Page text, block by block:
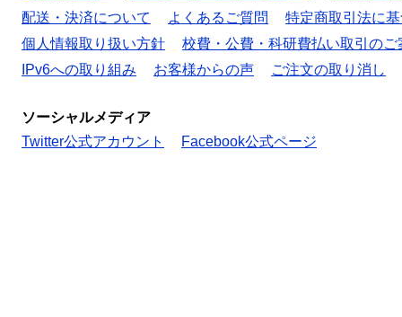
配送・決済について
よくあるご質問
特定商取引法に
個人情報取り扱い方針
校費・公費・科研費払い取引のご
IPv6への取り組み
お客様からの声 ご注文の取り消し
ソーシャルメディア
Twitter公式アカウント
Facebook公式ページ